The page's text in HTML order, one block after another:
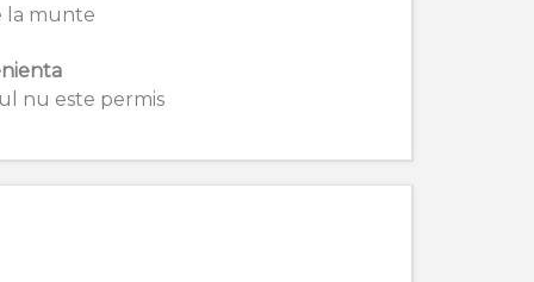
la munte
nu este permis